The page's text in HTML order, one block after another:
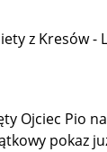
z Kresów -
Ojciec Pio
pokaz